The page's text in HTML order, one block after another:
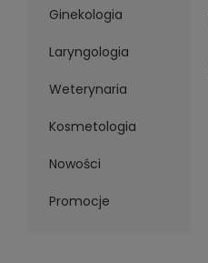
Ginekologia
Laryngologia
Weterynaria
Kosmetologia
Nowości
Promocje